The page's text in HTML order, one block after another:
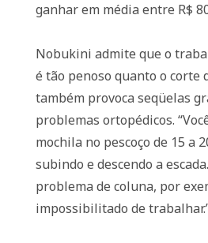
ganhar em média entre R$
Nobukini admite que o
é tão penoso quanto o corte
também provoca seqüelas
problemas ortopédicos.
mochila no pescoço de 15 a
subindo e descendo a
problema de coluna, por
impossibilitado de